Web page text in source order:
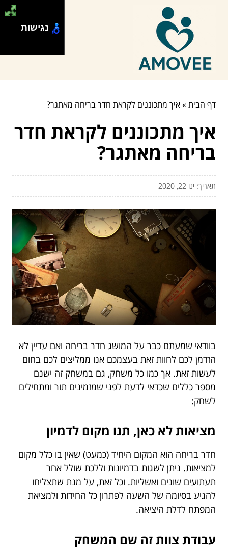
דף הבית»איך מתכוננים לקראת חדר בריחה מאתגר?
איך מתכוננים לקראת חדר
בריחה מאתגר?
תאריך: ינו 22, 2020
בוודאי שמעתם כבר על המושג חדר בריחה ואם עדיין לא
הזדמן לכם לחוות זאת בעצמכם אנו ממליצים לכם בחום
לעשות זאת. אך כמו כל משחק, גם במשחק זה ישנם
מספר כללים שכדאי לדעת לפני שמזמינים תור ומתחילים
לשחק:
מציאות לא כאן, תנו מקום לדמיון
חדר בריחה הוא המקום היחיד (כמעט) שאין בו כלל מקום
למציאות. ניתן לשגות בדמיונות וללכת שולל אחר
תעתועים שונים ואשליות. וכל זאת, על מנת שתצליחו
להגיע בסיומה של השעה לפתרון כל החידות ולמציאת
המפתח לדלת היציאה.
עבודת צוות זה שם המשחק
נגישות